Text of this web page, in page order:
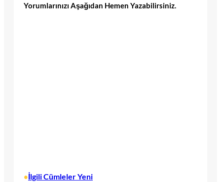
Yorumlarınızı Aşağıdan Hemen Yazabilirsiniz.
•İlgili Cümleler Yeni